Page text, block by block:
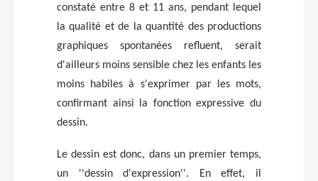
constaté entre 8 et 11 ans, pendant lequel
la qualité et de la quantité des productions
graphiques spontanées refluent, serait
d'ailleurs moins sensible chez les enfants les
moins habiles à s'exprimer par les mots,
confirmant ainsi la fonction expressive du
dessin.
Le dessin est donc, dans un premier temps,
un ''dessin d'expression''. En effet, il